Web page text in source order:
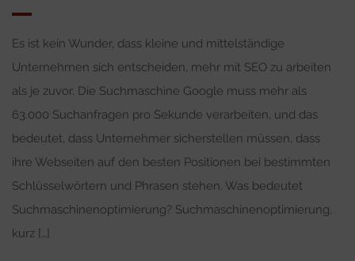
Es ist kein Wunder, dass kleine und mittelständige
Unternehmen sich entscheiden, mehr mit SEO zu arbeiten
als je zuvor. Die Suchmaschine Google muss mehr als
63.000 Suchanfragen pro Sekunde verarbeiten, und das
bedeutet, dass Unternehmer sicherstellen müssen, dass
ihre Webseiten auf den besten Positionen bei bestimmten
Schlüsselwörtern und Phrasen stehen. Was bedeutet
Suchmaschinenoptimierung? Suchmaschinenoptimierung,
kurz […]